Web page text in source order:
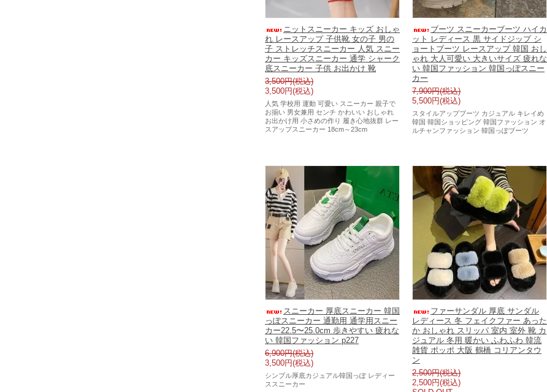
ニットスニーカー キッズ おしゃ
れ レースアップ 子供靴 女の子 男の
子 ストレッチスニーカー 人気 スニー
カー キッズスニーカー 通学 シャーク
底スニーカー 子供 お出かけ 靴
3,500円(税込)
3,500円(税込)
人気 学校用 運動 可愛い スニーカー 親子で
お揃い 男女兼用 センチ かわいい おしゃれ
お出かけ用 小さめの作り 履き心地抜群 レー
スアップスニーカー 18cm～23cm
ブーツ スニーカーブーツ ハイカ
ット レディース 黒 サイドジップ シ
ョートブーツ レースアップ 韓国 おし
ゃれ 大人可愛い 大きいサイズ 疲れな
い 韓国ファッション 韓国っぽスニー
カー
7,900円(税込)
5,500円(税込)
スタイルアップブーツ カジュアル キレイめ
韓国 韓国ショッピング 韓国ファッション オ
ルチャンファッション 韓国っぽブーツ
スニーカー 厚底スニーカー 韓国
っぽスニーカー 通勤用 通学用スニー
カー22.5〜25.0cm 歩きやすい 疲れな
い 韓国ファッション p227
6,900円(税込)
3,500円(税込)
シンプル厚底カジュアル韓国っぽ レディー
ススニーカー
ファーサンダル 厚底 サンダル
レディース 冬 フェイクファー あった
か おしゃれ スリッパ 室内 室外 靴 カ
ジュアル 冬用 暖かい ふわふわ 韓流
雑貨 ポッポ 大阪 鶴橋 コリアンタウ
ン
2,500円(税込)
2,500円(税込)